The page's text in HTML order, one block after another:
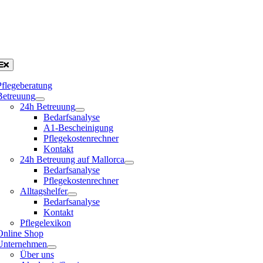
24h Betreuung
Bedarfsanalyse
A1-Bescheinigung
Pflegekostenrechner
Kontakt
24h Betreuung auf Mallorca
Bedarfsanalyse
Pflegekostenrechner
Alltagshelfer
Bedarfsanalyse
Kontakt
Pflegelexikon
Shop
Über uns